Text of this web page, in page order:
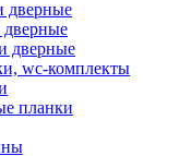
дверные
дверные
wc-комплекты
планки